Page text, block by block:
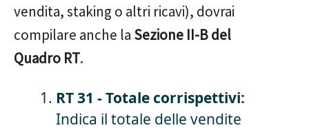
vendita, staking o altri ricavi), dovrai
compilare anche la Sezione II-B del
Quadro RT.
RT 31 - Totale corrispettivi:
Indica il totale delle vendite